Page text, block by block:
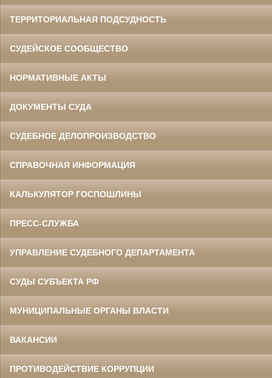
ТЕРРИТОРИАЛЬНАЯ ПОДСУДНОСТЬ
СУДЕЙСКОЕ СООБЩЕСТВО
НОРМАТИВНЫЕ АКТЫ
ДОКУМЕНТЫ СУДА
СУДЕБНОЕ ДЕЛОПРОИЗВОДСТВО
СПРАВОЧНАЯ ИНФОРМАЦИЯ
КАЛЬКУЛЯТОР ГОСПОШЛИНЫ
ПРЕСС-СЛУЖБА
УПРАВЛЕНИЕ СУДЕБНОГО ДЕПАРТАМЕНТА
СУДЫ СУБЪЕКТА РФ
МУНИЦИПАЛЬНЫЕ ОРГАНЫ ВЛАСТИ
ВАКАНСИИ
ПРОТИВОДЕЙСТВИЕ КОРРУПЦИИ